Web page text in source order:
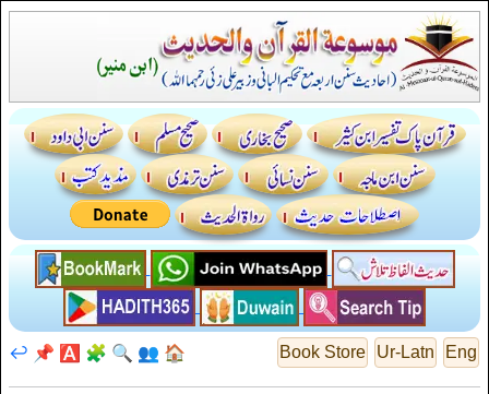
Eng
Ur-Latn
Book Store
🏠
👥
🔍
🧩
🅰️
📌
↩️